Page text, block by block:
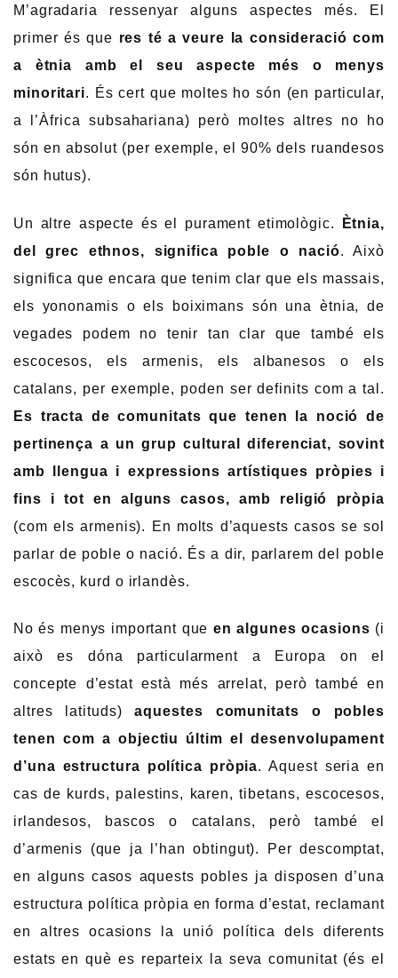
M’agradaria ressenyar alguns aspectes més. El
primer és que res té a veure la consideració com
a ètnia amb el seu aspecte més o menys
minoritari. És cert que moltes ho són (en particular,
a l’Àfrica subsahariana) però moltes altres no ho
són en absolut (per exemple, el 90% dels ruandesos
són hutus).
Un altre aspecte és el purament etimològic.
Ètnia,
del grec ethnos, significa poble o nació. Això
significa que encara que tenim clar que els massais,
els yononamis o els boiximans són una ètnia, de
vegades podem no tenir tan clar que també els
escocesos, els armenis, els albanesos o els
catalans, per exemple, poden ser definits com a tal.
Es tracta de comunitats que tenen la noció de
pertinença a un grup cultural diferenciat, sovint
amb llengua i expressions artístiques pròpies i
fins i tot en alguns casos, amb religió pròpia
(com els armenis). En molts d’aquests casos se sol
parlar de poble o nació. És a dir, parlarem del poble
escocès, kurd o irlandès.
No és menys important que en algunes ocasions (i
això es dóna particularment a Europa on el
concepte d’estat està més arrelat, però també en
altres latituds)aquestes comunitats o pobles
tenen com a objectiu últim el desenvolupament
d’una estructura política pròpia. Aquest seria en
cas de kurds, palestins, karen, tibetans, escocesos,
irlandesos, bascos o catalans, però també el
d’armenis (que ja l’han obtingut). Per descomptat,
en alguns casos aquests pobles ja disposen d’una
estructura política pròpia en forma d’estat, reclamant
en altres ocasions la unió política dels diferents
estats en què es reparteix la seva comunitat (és el